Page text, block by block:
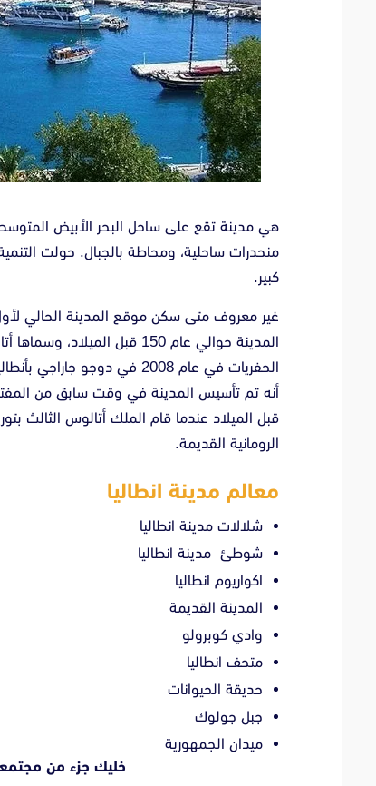
هي مدينة تقع على ساحل البحر الأبيض
منحدرات ساحلية، ومحاطة بالجبال. حولت
كبير.
غير معروف متى سكن موقع المدينة الحالي
المدينة حوالي عام 150 قبل
الحفريات في عام 2008 في
قبل الميلاد عندما قام الملك أتالوس الثالث
الرومانية القديمة.
معالم مدينة انطاليا
شلالات مدينة انطاليا
شوطئ مدينة انطاليا
اكواريوم انطاليا
المدينة القديمة
وادي كوبرولو
متحف انطاليا
حديقة الحيوانات
جبل جولوك
ميدان الجمهورية
خليك جزء من